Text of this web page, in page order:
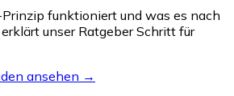
funktioniert und was es nach
unser Ratgeber Schritt für
ansehen →